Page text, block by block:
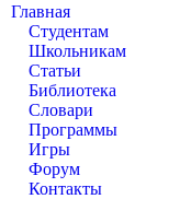
Главная
Студентам
Школьникам
Статьи
Библиотека
Словари
Программы
Игры
Форум
Контакты